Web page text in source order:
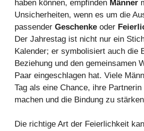
haben können, empfinden Männer
Unsicherheiten, wenn es um die
passender Geschenke oder
Der Jahrestag ist nicht nur ein
Kalender; er symbolisiert auch die
Beziehung und den gemeinsamen
Paar eingeschlagen hat. Viele
Tag als eine Chance, ihre
machen und die Bindung zu
Die richtige Art der Feierlichkeit